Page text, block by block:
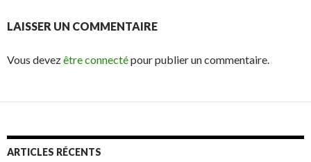
LAISSER UN COMMENTAIRE
Vous devezêtre connectépour publier un commentaire.
ARTICLES RÉCENTS